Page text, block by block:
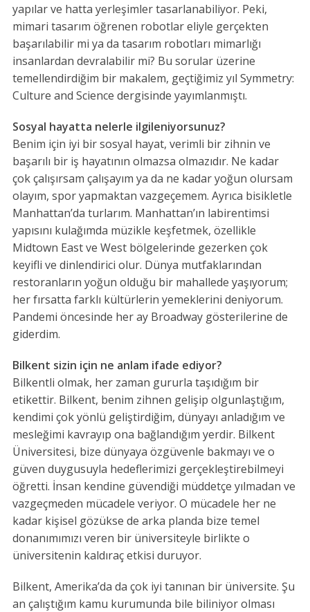
yapılar ve hatta yerleşimler tasarlanabiliyor. Peki,
mimari tasarım öğrenen robotlar eliyle gerçekten
başarılabilir mi ya da tasarım robotları mimarlığı
insanlardan devralabilir mi? Bu sorular üzerine
temellendirdiğim bir makalem, geçtiğimiz yıl Symmetry:
Culture and Science dergisinde yayımlanmıştı.
Sosyal hayatta nelerle ilgileniyorsunuz?
Benim için iyi bir sosyal hayat, verimli bir zihnin ve
başarılı bir iş hayatının olmazsa olmazıdır. Ne kadar
çok çalışırsam çalışayım ya da ne kadar yoğun olursam
olayım, spor yapmaktan vazgeçemem. Ayrıca bisikletle
Manhattan’da turlarım. Manhattan’ın labirentimsi
yapısını kulağımda müzikle keşfetmek, özellikle
Midtown East ve West bölgelerinde gezerken çok
keyifli ve dinlendirici olur. Dünya mutfaklarından
restoranların yoğun olduğu bir mahallede yaşıyorum;
her fırsatta farklı kültürlerin yemeklerini deniyorum.
Pandemi öncesinde her ay Broadway gösterilerine de
giderdim.
Bilkent sizin için ne anlam ifade ediyor?
Bilkentli olmak, her zaman gururla taşıdığım bir
etikettir. Bilkent, benim zihnen gelişip olgunlaştığım,
kendimi çok yönlü geliştirdiğim, dünyayı anladığım ve
mesleğimi kavrayıp ona bağlandığım yerdir. Bilkent
Üniversitesi, bize dünyaya özgüvenle bakmayı ve o
güven duygusuyla hedeflerimizi gerçekleştirebilmeyi
öğretti. İnsan kendine güvendiği müddetçe yılmadan ve
vazgeçmeden mücadele veriyor. O mücadele her ne
kadar kişisel gözükse de arka planda bize temel
donanımımızı veren bir üniversiteyle birlikte o
üniversitenin kaldıraç etkisi duruyor.
Bilkent, Amerika’da da çok iyi tanınan bir üniversite. Şu
an çalıştığım kamu kurumunda bile biliniyor olması